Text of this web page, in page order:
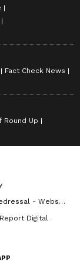
Fact Check News
Round Up
- Website
Digital